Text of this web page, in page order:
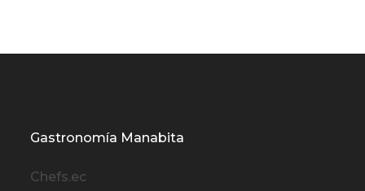
Gastronomía Manabita
Chefs.ec